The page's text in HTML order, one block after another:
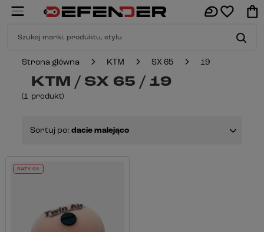
Strona główna KTM SX 65 19
KTM / SX 65 / 19
(1 produkt)
Sortuj po: dacie malejąco
RATY 0%